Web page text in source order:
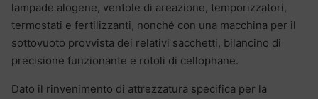
lampade alogene, ventole di areazione, temporizzatori,
termostati e fertilizzanti, nonché con una macchina per il
sottovuoto provvista dei relativi sacchetti, bilancino di
precisione funzionante e rotoli di cellophane.
Dato il rinvenimento di attrezzatura specifica per la